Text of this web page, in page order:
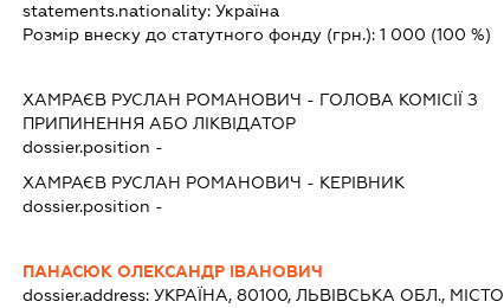
statements.nationality:Україна
Розмір внеску до статутного фонду (грн.):1 000 (100 %)
ХАМРАЄВ РУСЛАН РОМАНОВИЧ - ГОЛОВА КОМІСІЇ З
ПРИПИНЕННЯ АБО ЛІКВІДАТОР
dossier.position -
ХАМРАЄВ РУСЛАН РОМАНОВИЧ - КЕРІВНИК
dossier.position -
ПАНАСЮК ОЛЕКСАНДР ІВАНОВИЧ
dossier.address:УКРАЇНА, 80100, ЛЬВІВСЬКА ОБЛ., МІСТО